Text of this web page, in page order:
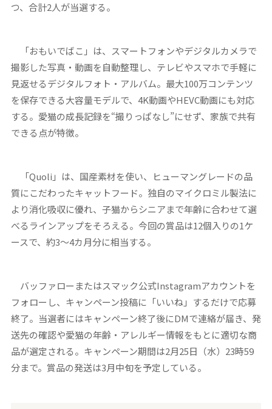
つ、合計2人が当選する。
「おもいでばこ」は、スマートフォンやデジタルカメラで
撮影した写真・動画を自動整理し、テレビやスマホで手軽に
見返せるデジタルフォト・アルバム。最大100万コンテンツ
を保存できる大容量モデルで、4K動画やHEVC動画にも対応
する。愛猫の成長記録を“撮りっぱなし”にせず、家族で共有
できる点が特徴。
「Quoli」は、国産素材を使い、ヒューマングレードの品
質にこだわったキャットフード。独自のマイクロミル製法に
より消化吸収に優れ、子猫からシニアまで年齢に合わせて選
べるラインアップをそろえる。今回の賞品は12個入りの1ケ
ースで、約3〜4カ月分に相当する。
バッファローまたはスマック公式Instagramアカウントを
フォローし、キャンペーン投稿に「いいね」するだけで応募
終了。当選者にはキャンペーン終了後にDMで連絡が届き、発
送先の確認や愛猫の年齢・アレルギー情報をもとに適切な商
品が選定される。キャンペーン期間は2月25日（水）23時59
分まで。賞品の発送は3月中旬を予定している。